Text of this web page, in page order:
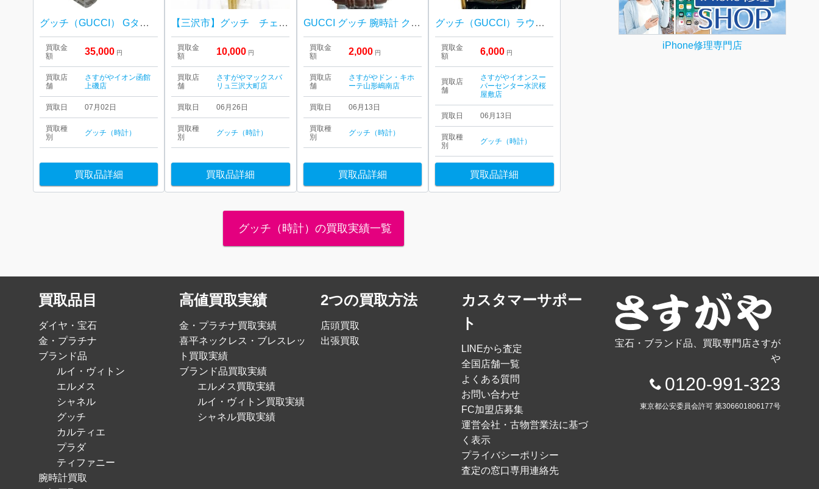
グッチ（GUCCI） Gタイムレス メンズウォッチ
買取金
額
35,000 円
買取店
舗
さすがやイオン函館
上磯店
買取日 07月02日
買取種
別
グッチ（時計）
買取品詳細
【三沢市】グッチ チェンジベゼル 時計 不動 をお買取り致しました！
買取金
額
10,000 円
買取店
舗
さすがやマックスバ
リュ三沢大町店
買取日 06月26日
買取種
別
グッチ（時計）
買取品詳細
GUCCI グッチ 腕時計 クォーツ 山形市
買取金
額
2,000 円
買取店
舗
さすがやドン・キホ
ーテ山形嶋南店
買取日 06月13日
買取種
別
グッチ（時計）
買取品詳細
グッチ（GUCCI）ラウンドフェイス 3000M クォーツ 腕時計
買取金
額
6,000 円
買取店
舗
さすがやイオンスー
パーセンター水沢桜
屋敷店
買取日 06月13日
買取種
別
グッチ（時計）
買取品詳細
グッチ（時計）の買取実績一覧
iPhone修理専門店
買取品目
ダイヤ・宝石
金・プラチナ
ブランド品
ルイ・ヴィトン
エルメス
シャネル
グッチ
カルティエ
プラダ
ティファニー
腕時計買取
高値買取実績
金・プラチナ買取実績
喜平ネックレス・ブレスレッ
ト買取実績
ブランド品買取実績
エルメス買取実績
ルイ・ヴィトン買取実績
シャネル買取実績
2つの買取方法
店頭買取
出張買取
カスタマーサポー
ト
LINEから査定
全国店舗一覧
よくある質問
お問い合わせ
FC加盟店募集
運営会社・古物営業法に基づ
く表示
プライバシーポリシー
査定の窓口専用連絡先
宝石・ブランド品、買取専門店さすが
や
0120-991-323
東京都公安委員会許可 第306601806177号